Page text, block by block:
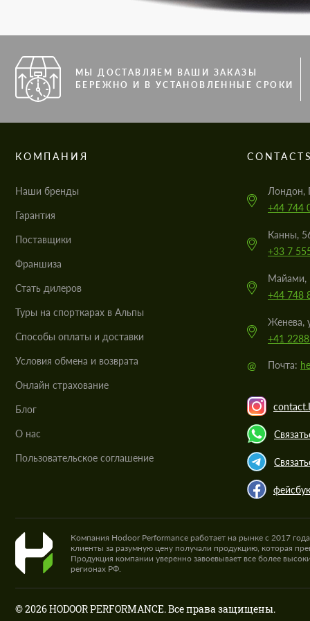
МЫ ДОСТАВЛЯЕМ ВАШИ ЗАКАЗЫ
БЕРЕЖНО И В УСТАНОВЛЕННЫЕ СРОКИ
КОМПАНИЯ
Наши бренды
Гарантия
Поставщики
Франшиза
Стать дилеров
Туры на спорткарах в Альпы
Cпособы оплаты и доставки
Условия обмена и возврата
Онлайн страхование
Блог
О нас
Пользовательское соглашение
Лондон,
+44 744
Канны,
+33 7
Майами,
+44 748
Женева,
+41
@ Почта:
фейсбук
Компания Hodoor Performance работает на рынке с 2017
клиенты за разумную цену получали продукцию, которая
Продукция компании уверенно завоевывает все более
регионах РФ.
© 2026 HODOOR PERFORMANCE. Все права защищены.